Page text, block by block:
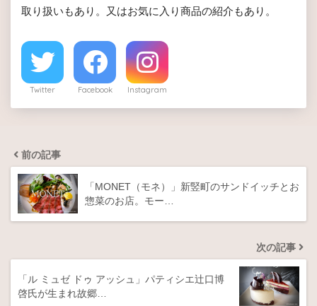
取り扱いもあり。又はお気に入り商品の紹介もあり。
Twitter Facebook Instagram
前の記事
「MONET（モネ）」新竪町のサンドイッチとお
惣菜のお店。モー…
次の記事
「ル ミュゼ ドゥ アッシュ」パティシエ辻口博
啓氏が生まれ故郷…